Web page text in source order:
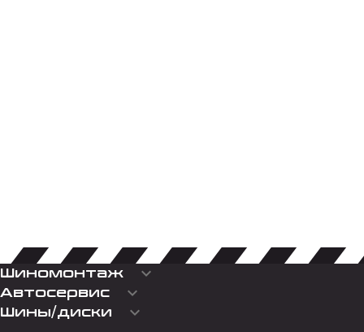
Шиномонтаж keyboard_arrow_down
Автосервис keyboard_arrow_down
Шины/диски keyboard_arrow_down